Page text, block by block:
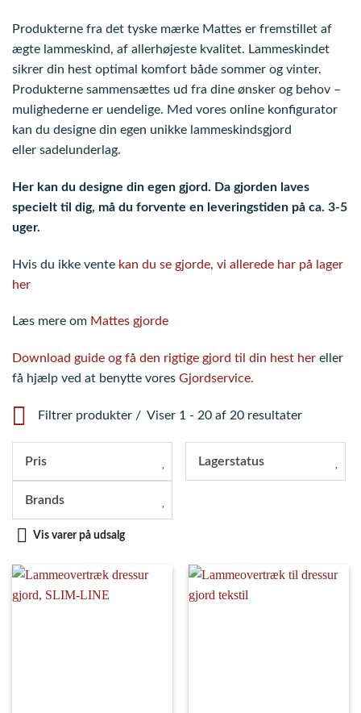
Produkterne fra det tyske mærke Mattes er fremstillet af
ægte lammeskind, af allerhøjeste kvalitet. Lammeskindet
sikrer din hest optimal komfort både sommer og vinter.
Produkterne sammensættes ud fra dine ønsker og behov –
mulighederne er uendelige. Med vores online konfigurator
kan du designe din egen unikke lammeskindsgjord
eller sadelunderlag.
Her kan du designe din egen gjord. Da gjorden laves
specielt til dig, må du forvente en leveringstiden på ca. 3-5
uger.
Hvis du ikke vente kan du se gjorde, vi allerede har på lager
her
Læs mere om Mattes gjorde
Download guide og få den rigtige gjord til din hest her eller
få hjælp ved at benytte vores Gjordservice.
Filtrer produkter Viser 1 - 20 af 20 resultater
Pris Lagerstatus
Brands
Vis varer på udsalg